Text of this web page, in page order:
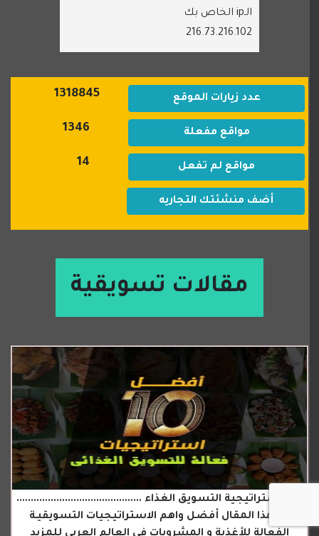
الـip الخاص بك
216.73.216.102
عدد زيارات الموقع 1318845
مواقع مفعلة 1346
مواقع لم تفعل 14
أضف منشئتك التجاريه
مقالات تسويقية
اهم استراتيجية التسويق الغذاء ............................................
في هذا المقال أفضل واهم الاستراتيجيات التسويقيـة